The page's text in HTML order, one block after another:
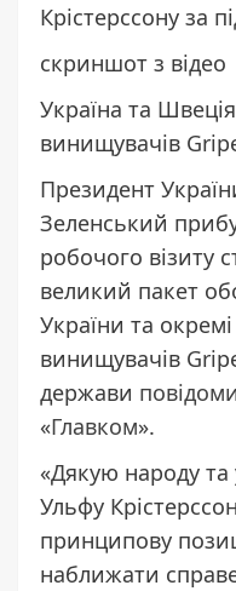
Крістерссону за
скриншот з відео
Україна та
винищувачів
Президент
Зеленський
робочого візиту
великий пакет
України та
винищувачів
держави
«Главком».
«Дякую народу та
Ульфу
принципову
наближати